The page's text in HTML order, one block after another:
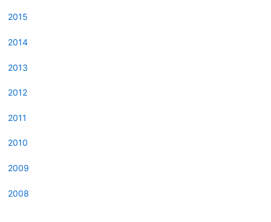
2015
2014
2013
2012
2011
2010
2009
2008